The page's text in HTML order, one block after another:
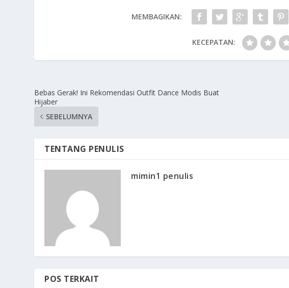
MEMBAGIKAN:
KECEPATAN:
Bebas Gerak! Ini Rekomendasi Outfit Dance Modis Buat
Hijaber
SEBELUMNYA
TENTANG PENULIS
mimin1 penulis
POS TERKAIT